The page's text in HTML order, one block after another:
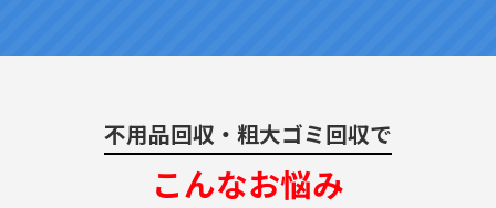
不用品回収・粗大ゴミ回収で
こんなお悩み